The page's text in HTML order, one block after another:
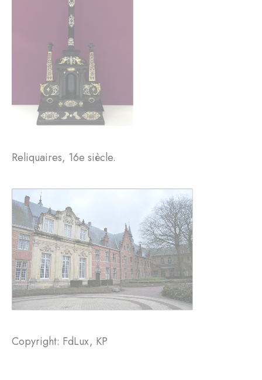
Reliquaires, 16e siècle.
Copyright: FdLux, KP